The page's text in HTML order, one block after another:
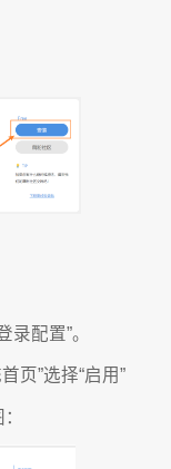
配置”。
”选择“启用”